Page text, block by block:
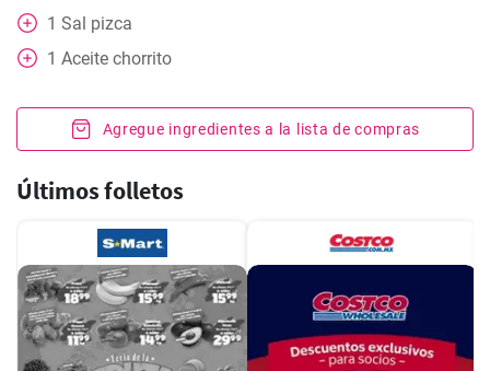
1 Sal pizca
1 Aceite chorrito
Agregue ingredientes a la lista de compras
Últimos folletos